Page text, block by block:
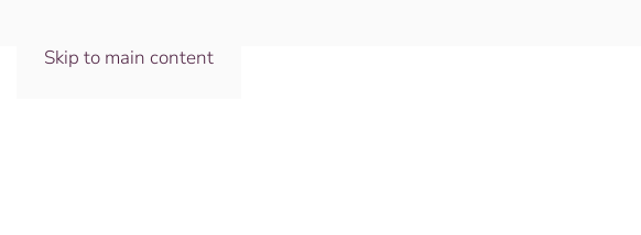
Skip to main content